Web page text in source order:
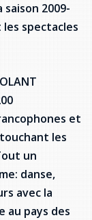
2009-
spectacles
et
les
un
danse,
avec la
au pays des